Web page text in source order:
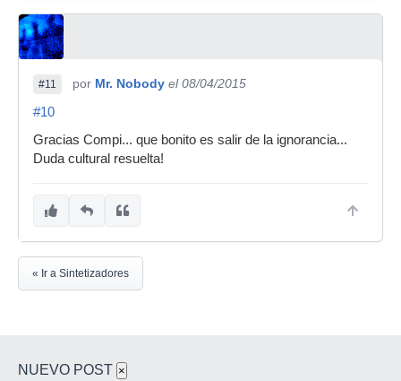
#11 por Mr. Nobody el 08/04/2015
#10
Gracias Compi... que bonito es salir de la ignorancia...
Duda cultural resuelta!
« Ir a Sintetizadores
NUEVO POST ×